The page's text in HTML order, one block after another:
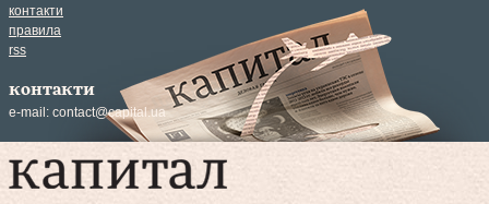
контакти
правила
rss
контакти
e-mail: contact@capital.ua